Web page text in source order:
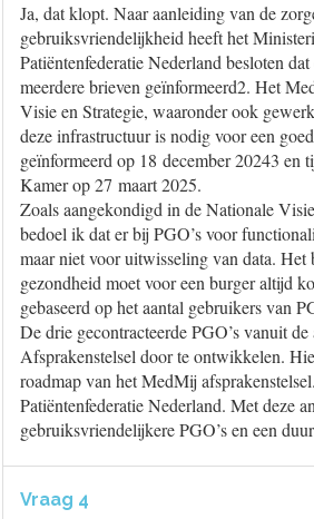
Ja, dat klopt. Naar aanleiding van de
gebruiksvriendelijkheid heeft het
Patiëntenfederatie Nederland besloten
meerdere brieven geïnformeerd2. Het
Visie en Strategie, waaronder ook
deze infrastructuur is nodig voor een
geïnformeerd op 18 december 20243 en
Kamer op 27 maart 2025.
Zoals aangekondigd in de Nationale
bedoel ik dat er bij PGO’s voor
maar niet voor uitwisseling van data. Het
gezondheid moet voor een burger altijd
gebaseerd op het aantal gebruikers van
De drie gecontracteerde PGO’s vanuit
Afsprakenstelsel door te ontwikkelen.
roadmap van het MedMij
Patiëntenfederatie Nederland. Met deze
gebruiksvriendelijkere PGO’s en een
Vraag 4